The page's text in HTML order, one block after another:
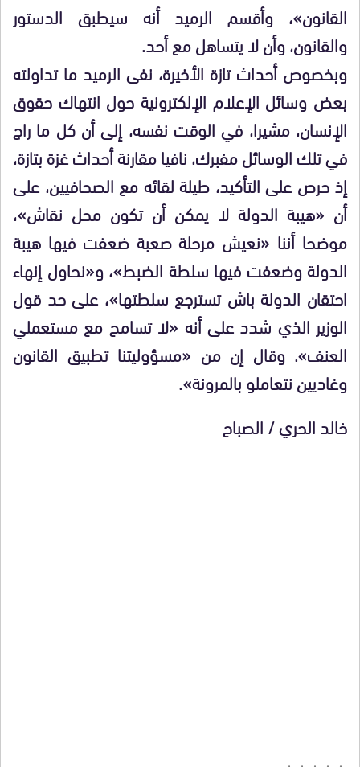
القانون»، وأقسم الرميد أنه سيطبق الدستور
والقانون، وأن لا يتساهل مع أحد.
وبخصوص أحداث تازة الأخيرة، نفى الرميد ما تداولته
بعض وسائل الإعلام الإلكترونية حول انتهاك حقوق
الإنسان، مشيرا، في الوقت نفسه، إلى أن كل ما راج
في تلك الوسائل مفبرك، نافيا مقارنة أحداث غزة بتازة،
إذ حرص على التأكيد، طيلة لقائه مع الصحافيين، على
أن «هيبة الدولة لا يمكن أن تكون محل نقاش»،
موضحا أننا «نعيش مرحلة صعبة ضعفت فيها هيبة
الدولة وضعفت فيها سلطة الضبط»، و«نحاول إنهاء
احتقان الدولة باش تسترجع سلطتها»، على حد قول
الوزير الذي شدد على أنه «لا تسامح مع مستعملي
العنف». وقال إن من «مسؤوليتنا تطبيق القانون
وغاديين نتعاملو بالمرونة».
خالد الحري / الصباح